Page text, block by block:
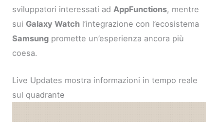
sviluppatori interessati ad AppFunctions, mentre
sui Galaxy Watch l’integrazione con l’ecosistema
Samsung promette un’esperienza ancora più
coesa.
Live Updates mostra informazioni in tempo reale
sul quadrante